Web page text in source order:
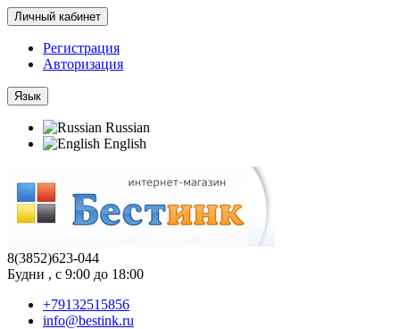
Личный кабинет
Регистрация
Авторизация
Язык
Russian
English
8(3852)623-044
Будни , с 9:00 до 18:00
+79132515856
info@bestink.ru